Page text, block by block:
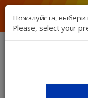
Kartina TV
Пожалуйста,
Please, select your